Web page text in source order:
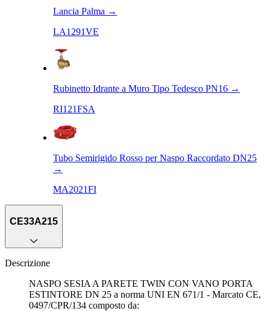
Lancia Palma →
LA1291VE
Rubinetto Idrante a Muro Tipo Tedesco PN16 →
RI121FSA
Tubo Semirigido Rosso per Naspo Raccordato DN25
→
MA2021FI
CE33A215
Descrizione
NASPO SESIA A PARETE TWIN CON VANO PORTA
ESTINTORE DN 25 a norma UNI EN 671/1 - Marcato CE,
0497/CPR/134 composto da: